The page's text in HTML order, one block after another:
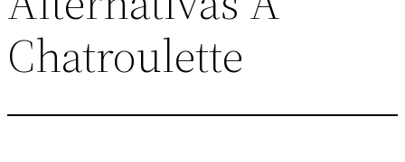
Chatroulette